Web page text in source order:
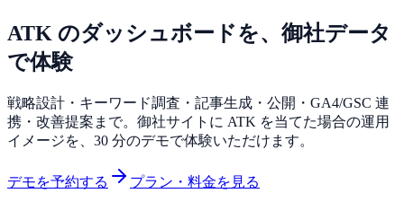
ATK のダッシュボードを、御社データ
で体験
戦略設計・キーワード調査・記事生成・公開・GA4/GSC 連
携・改善提案まで。御社サイトに ATK を当てた場合の運用
イメージを、30 分のデモで体験いただけます。
デモを予約する プラン・料金を見る